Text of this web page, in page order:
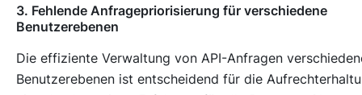
3. Fehlende Anfragepriorisierung für verschiedene
Benutzerebenen
Die effiziente Verwaltung von API-Anfragen
Benutzerebenen ist entscheidend für die